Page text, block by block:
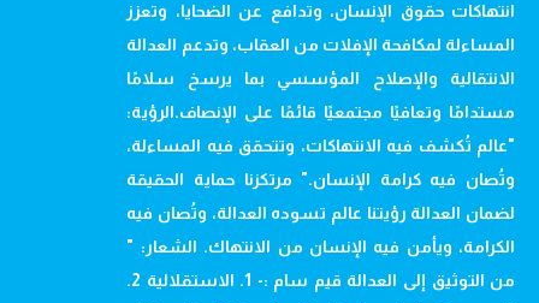
انتهاكات حقوق الإنسان، وتدافع عن الضحايا، وتعزز
المساءلة لمكافحة الإفلات من العقاب، وتدعم العدالة
الانتقالية والإصلاح المؤسسي بما يرسخ سلامًا
مستدامًا وتعافيًا مجتمعيًا قائمًا على الإنصاف.الرؤية:
"عالم تُكشف فيه الانتهاكات، وتتحقق فيه المساءلة،
وتُصان فيه كرامة الإنسان." مرتكزنا حماية الحقيقة
لضمان العدالة رؤيتنا عالم تسوده العدالة، وتُصان فيه
الكرامة، ويأمن فيه الإنسان من الانتهاك. الشعار: "
من التوثيق إلى العدالة قيم سام :- 1. الاستقلالية 2.